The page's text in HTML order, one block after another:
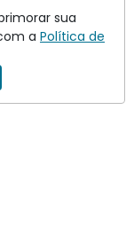
e afirmou
sua
a Política de